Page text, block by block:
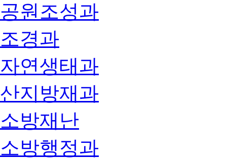
공원조성과
조경과
자연생태과
산지방재과
소방재난
소방행정과